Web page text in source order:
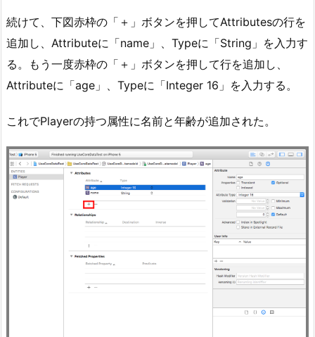
続けて、下図赤枠の「＋」ボタンを押してAttributesの行を
追加し、Attributeに「name」、Typeに「String」を入力す
る。もう一度赤枠の「＋」ボタンを押して行を追加し、
Attributeに「age」、Typeに「Integer 16」を入力する。
これでPlayerの持つ属性に名前と年齢が追加された。